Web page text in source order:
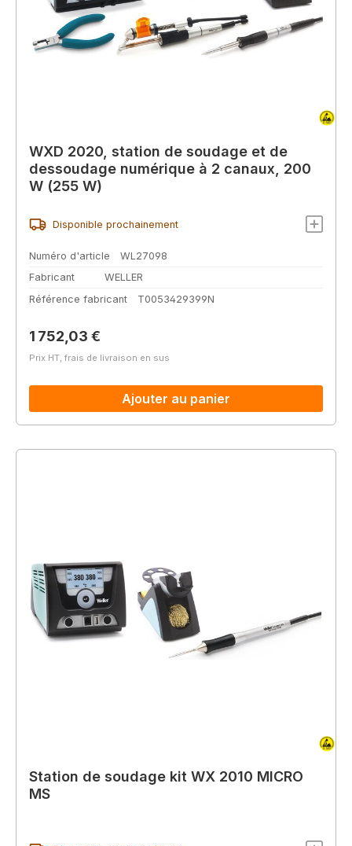
WXD 2020, station de soudage et de
dessoudage numérique à 2 canaux, 200
W (255 W)
Disponible prochainement
Numéro d'article
WL27098
Fabricant
WELLER
Référence fabricant
T0053429399N
Prix régulier :
1 752,03 €
Prix HT, frais de livraison en sus
Ajouter au panier
Station de soudage kit WX 2010 MICRO
MS